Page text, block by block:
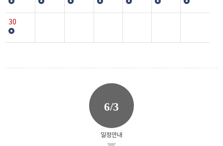
30
6/3
일정안내